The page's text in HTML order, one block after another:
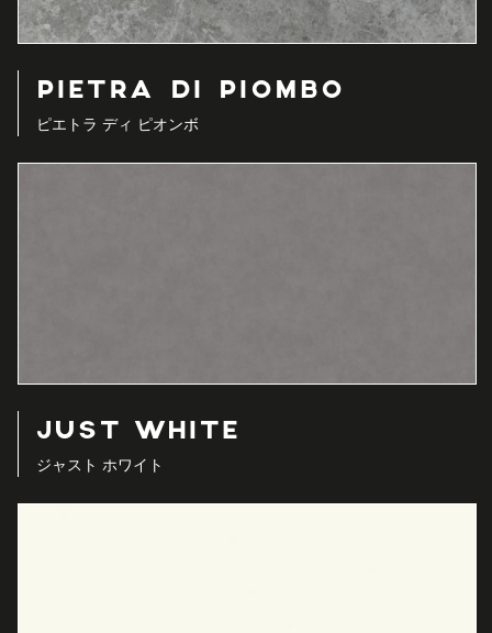
PIETRA DI PIOMBO
ピエトラ ディ ピオンボ
JUST WHITE
ジャスト ホワイト